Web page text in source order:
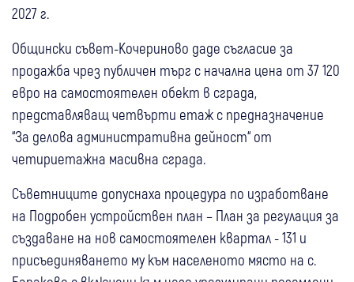
2027 г.
Общински съвет-Кочериново даде съгласие за
продажба чрез публичен търг с начална цена от 37 120
евро на самостоятелен обект в сграда,
представляващ четвърти етаж с предназначение
“За делова административна дейност“ от
четириетажна масивна сграда.
Съветниците допуснаха процедура по изработване
на Подробен устройствен план – План за регулация за
създаване на нов самостоятелен квартал - 131 и
присъединяването му към населеното място на с.